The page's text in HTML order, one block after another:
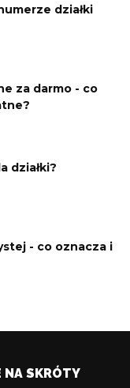
działki
za darmo - co
działki?
- co oznacza i
NA SKRÓTY